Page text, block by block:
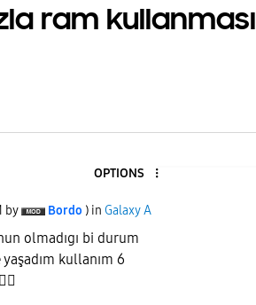
ram kullanması
OPTIONS
by Bordo ) in Galaxy A
olmadıgı bi durum
kullanım 6
👇🏻